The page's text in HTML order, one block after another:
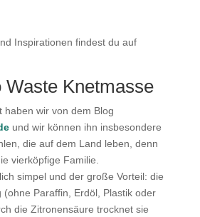
Inspirationen findest du auf
Waste Knetmasse
haben wir von dem Blog
und wir können ihn insbesondere
die auf dem Land leben, denn
vierköpfige Familie.
simpel und der große Vorteil: die
(ohne Paraffin, Erdöl, Plastik oder
die Zitronensäure trocknet sie